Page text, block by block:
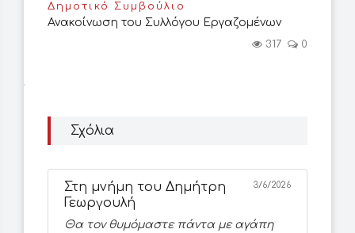
Δημοτικό Συμβούλιο
Ανακοίνωση του Συλλόγου Εργαζομένων
317 0
Σχόλια
Στη μνήμη του Δημήτρη
Γεωργουλή
3/6/2026
Θα τον θυμόμαστε πάντα με αγάπη